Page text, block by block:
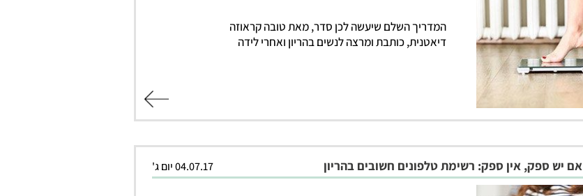
המדריך השלם שיעשה לכן סדר, מאת טובה קראוזה
דיאטנית, כותבת ומרצה לנשים בהריון ואחרי לידה
אם יש ספק, אין ספק: רשימת טלפונים חשובים בהריון 04.07.17 יום ג'